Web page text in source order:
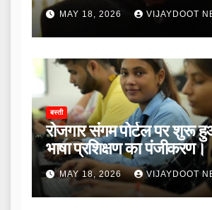
MAY 18, 2026 VIJAYDOOT
बस्ती
रोजगार संगम पोर्टल पर शुरू
भाषा प्रशिक्षण का पंजीकरण।
MAY 18, 2026 VIJAYDOOT